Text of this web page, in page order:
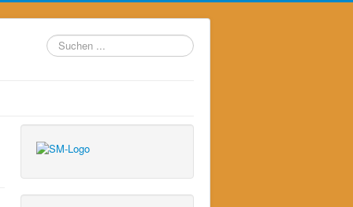
Suchen
...